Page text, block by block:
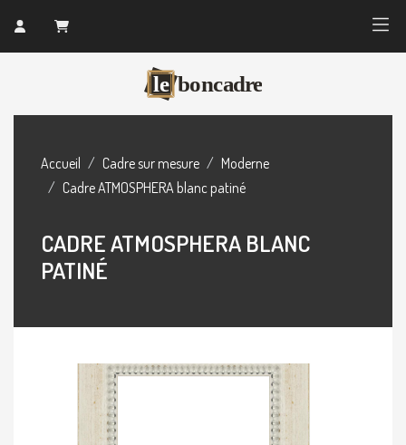
Accueil Cadre sur mesure
Moderne
Cadre ATMOSPHERA blanc patiné
CADRE ATMOSPHERA BLANC
PATINÉ